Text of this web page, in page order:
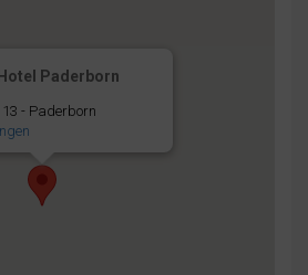
Paderborn
- Paderborn